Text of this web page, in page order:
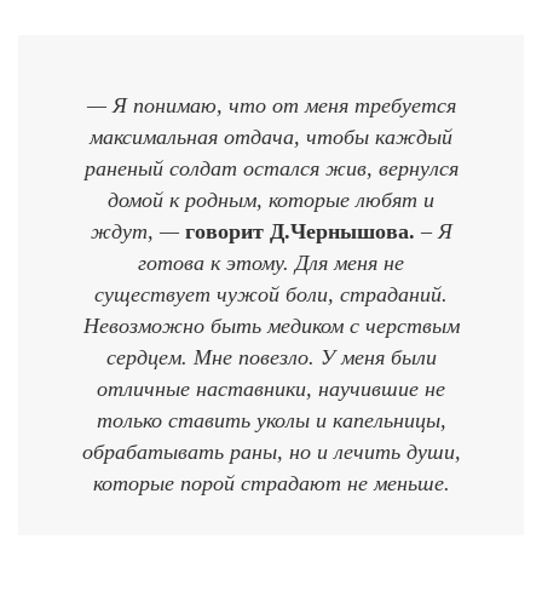
— Я понимаю, что от меня требуется
максимальная отдача, чтобы каждый
раненый солдат остался жив, вернулся
домой к родным, которые любят и
ждут, — говорит Д.Чернышова. – Я
готова к этому. Для меня не
существует чужой боли, страданий.
Невозможно быть медиком с черствым
сердцем. Мне повезло. У меня были
отличные наставники, научившие не
только ставить уколы и капельницы,
обрабатывать раны, но и лечить души,
которые порой страдают не меньше.